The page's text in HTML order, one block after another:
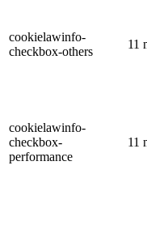
cookielawinfo-
checkbox-others
11
cookielawinfo-
checkbox-
performance
11